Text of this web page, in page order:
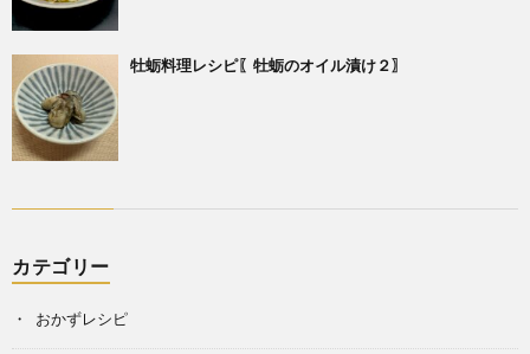
牡蛎料理レシピ〖牡蛎のオイル漬け２〗
カテゴリー
おかずレシピ